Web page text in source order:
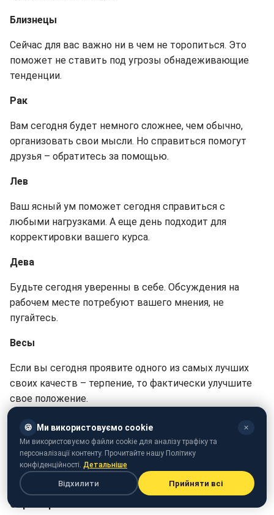
Близнецы
Сейчас для вас важно ни в чем не торопиться. Это
поможет не ставить под угрозы обнадеживающие
тенденции.
Рак
Вам сегодня будет немного сложнее, чем обычно,
организовать свои мысли. Но справиться помогут
друзья – обратитесь за помощью.
Лев
Ваш ясный ум поможет сегодня справиться с
любыми нагрузками. А еще день подходит для
корректировки вашего курса.
Дева
Будьте сегодня уверенны в себе. Обсуждения на
рабочем месте потребуют вашего мнения, не
пугайтесь.
Весы
Если вы сегодня проявите одного из самых лучших
своих качеств – терпение, то фактически улучшите
свое положение.
Скорпион
Не стоит сегодня делиться своими планами и
задумками с другими. Придержите информацию хотя
бы несколько дней.
Стрелец
🍪 Ми використовуємо cookie ✕
Ми використовуємо файли cookie для аналізу трафіку та
персоналізації контенту. Прочитайте нашу Політику
конфіденційності. Детальніше
Відхилити Прийняти всі